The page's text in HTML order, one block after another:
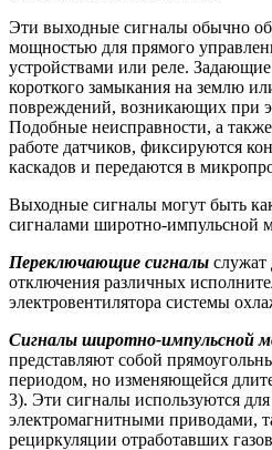
Эти выходные сигналы обычно
мощностью для прямого
устройствами или реле.
короткого замыкания на землю
повреждений, возникающих при
Подобные неисправности, а
работе датчиков, фиксируются
каскадов и передаются в
Выходные сигналы могут быть
сигналами широтно-импульсной
Переключающие сигналы служат
отключения различных
электровентилятора системы
Сигналы широтно-импульсной
представляют собой
периодом, но изменяющейся
3). Эти сигналы используются
электромагнитными приводами,
рециркуляции отработавших